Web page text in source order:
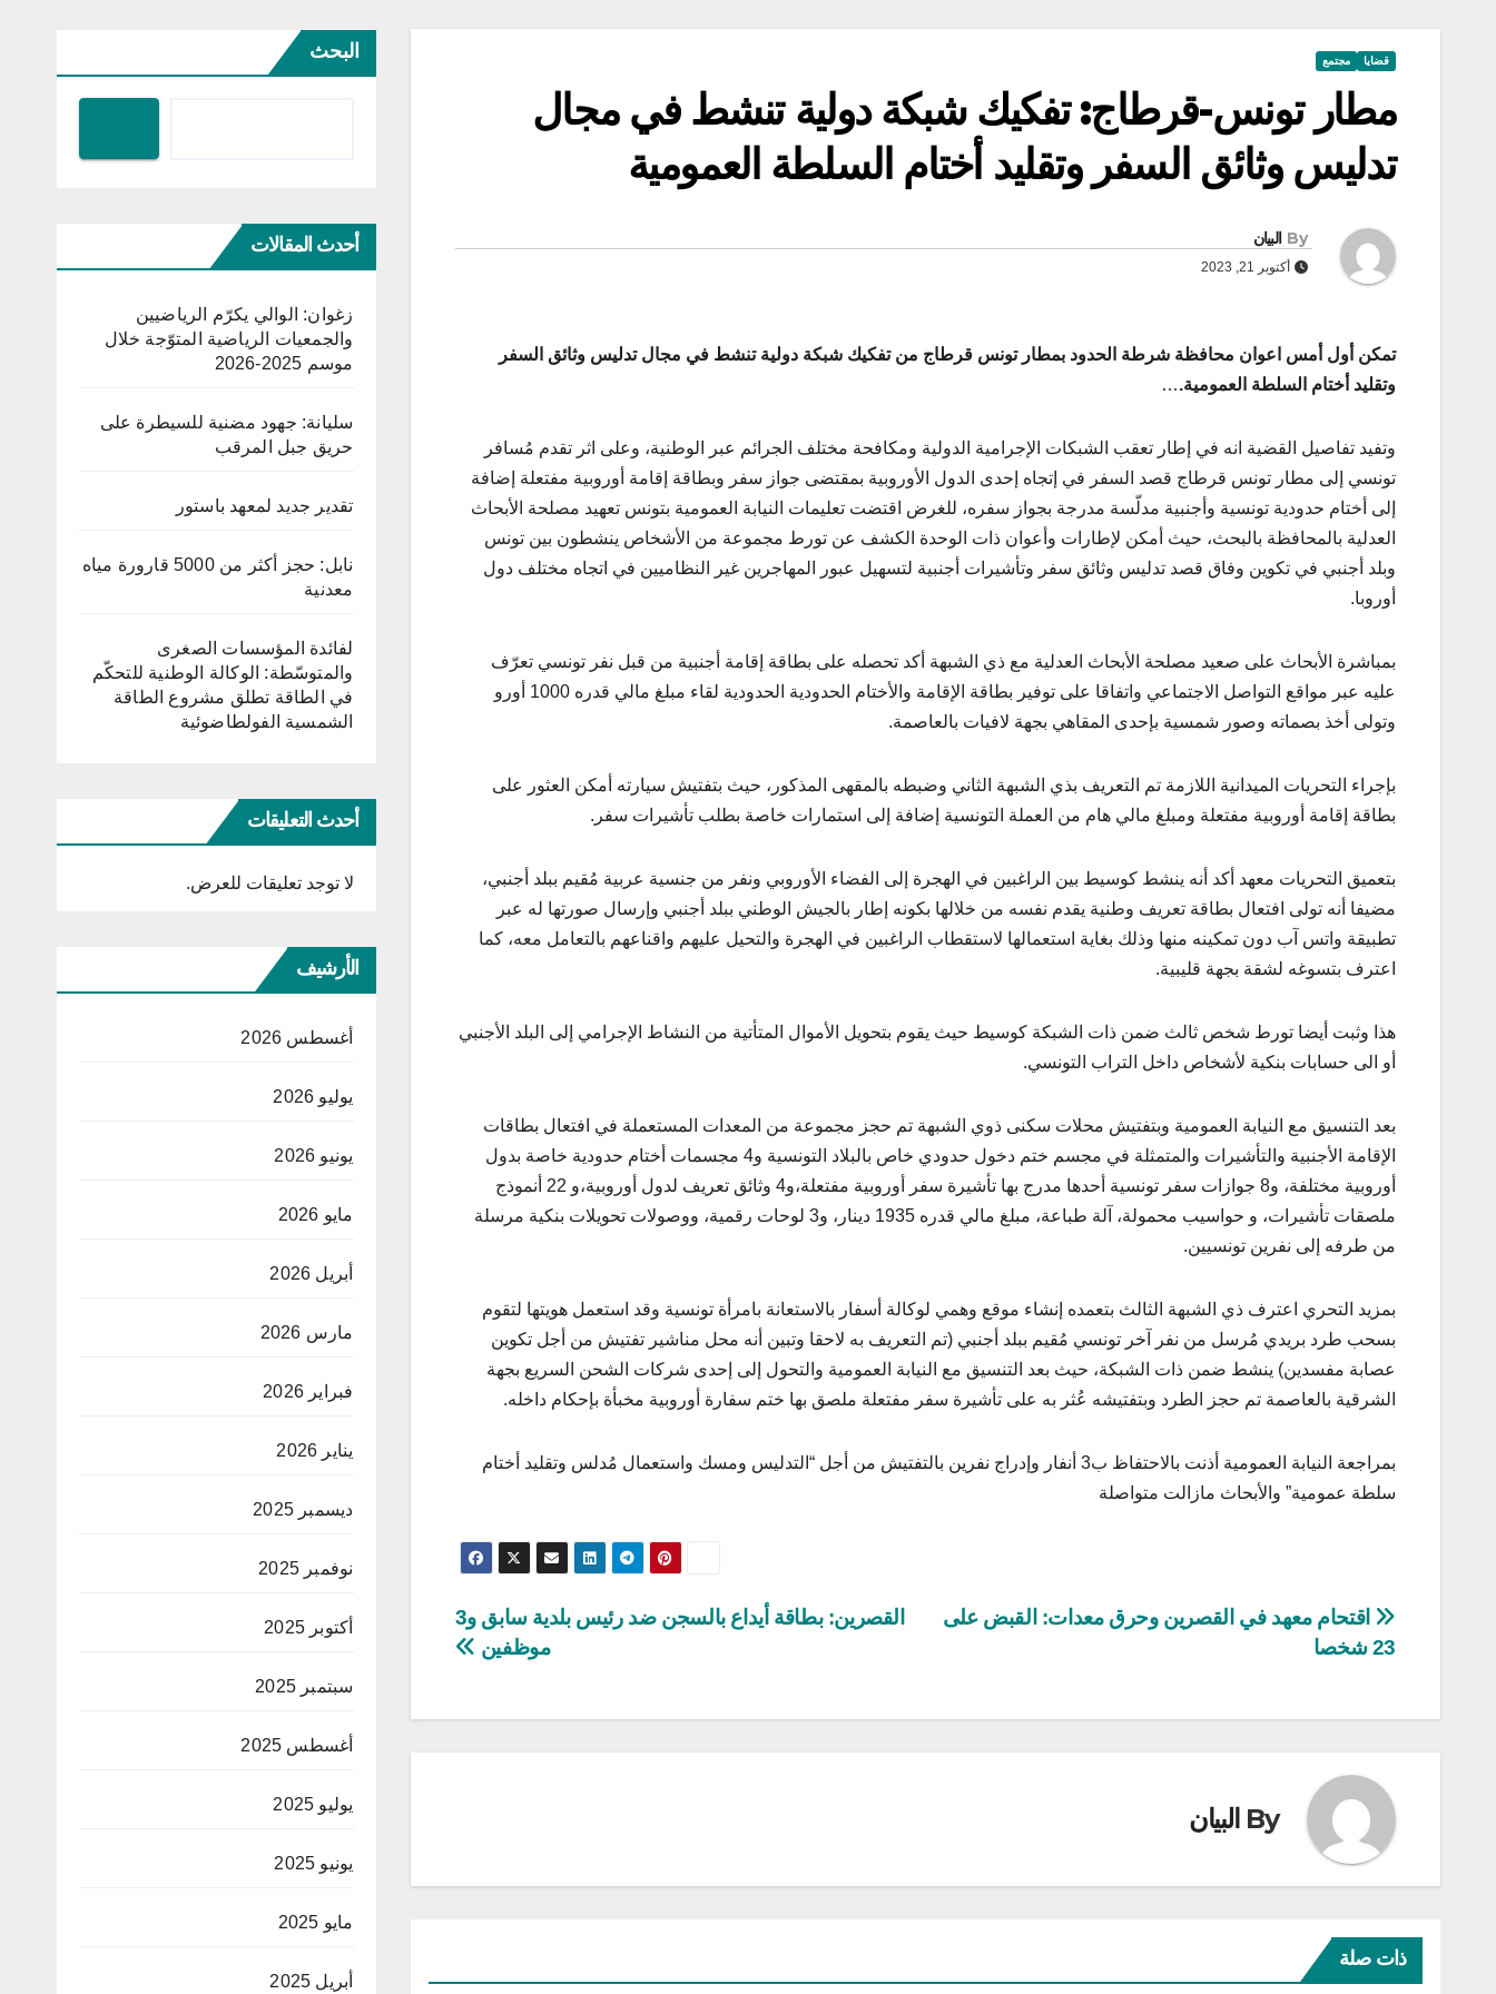
قضايا مجتمع
مطار تونس-قرطاج: تفكيك شبكة دولية تنشط في مجال
تدليس وثائق السفر وتقليد أختام السلطة العمومية
By البيان
أكتوبر 21, 2023
تمكن أول أمس اعوان محافظة شرطة الحدود بمطار تونس قرطاج من تفكيك شبكة دولية تنشط في مجال تدليس وثائق السفر
وتقليد أختام السلطة العمومية.…
وتفيد تفاصيل القضية انه في إطار تعقب الشبكات الإجرامية الدولية ومكافحة مختلف الجرائم عبر الوطنية، وعلى اثر تقدم مُسافر
تونسي إلى مطار تونس قرطاج قصد السفر في إتجاه إحدى الدول الأوروبية بمقتضى جواز سفر وبطاقة إقامة أوروبية مفتعلة إضافة
إلى أختام حدودية تونسية وأجنبية مدلّسة مدرجة بجواز سفره، للغرض اقتضت تعليمات النيابة العمومية بتونس تعهيد مصلحة الأبحاث
العدلية بالمحافظة بالبحث، حيث أمكن لإطارات وأعوان ذات الوحدة الكشف عن تورط مجموعة من الأشخاص ينشطون بين تونس
وبلد أجنبي في تكوين وفاق قصد تدليس وثائق سفر وتأشيرات أجنبية لتسهيل عبور المهاجرين غير النظاميين في اتجاه مختلف دول
أوروبا.
بمباشرة الأبحاث على صعيد مصلحة الأبحاث العدلية مع ذي الشبهة أكد تحصله على بطاقة إقامة أجنبية من قبل نفر تونسي تعرّف
عليه عبر مواقع التواصل الاجتماعي واتفاقا على توفير بطاقة الإقامة والأختام الحدودية الحدودية لقاء مبلغ مالي قدره 1000 أورو
وتولى أخذ بصماته وصور شمسية بإحدى المقاهي بجهة لافيات بالعاصمة.
بإجراء التحريات الميدانية اللازمة تم التعريف بذي الشبهة الثاني وضبطه بالمقهى المذكور، حيث بتفتيش سيارته أمكن العثور على
بطاقة إقامة أوروبية مفتعلة ومبلغ مالي هام من العملة التونسية إضافة إلى استمارات خاصة بطلب تأشيرات سفر.
بتعميق التحريات معهد أكد أنه ينشط كوسيط بين الراغبين في الهجرة إلى الفضاء الأوروبي ونفر من جنسية عربية مُقيم ببلد أجنبي،
مضيفا أنه تولى افتعال بطاقة تعريف وطنية يقدم نفسه من خلالها بكونه إطار بالجيش الوطني ببلد أجنبي وإرسال صورتها له عبر
تطبيقة واتس آب دون تمكينه منها وذلك بغاية استعمالها لاستقطاب الراغبين في الهجرة والتحيل عليهم واقناعهم بالتعامل معه، كما
اعترف بتسوغه لشقة بجهة قليبية.
هذا وثبت أيضا تورط شخص ثالث ضمن ذات الشبكة كوسيط حيث يقوم بتحويل الأموال المتأتية من النشاط الإجرامي إلى البلد الأجنبي
أو الى حسابات بنكية لأشخاص داخل التراب التونسي.
بعد التنسيق مع النيابة العمومية وبتفتيش محلات سكنى ذوي الشبهة تم حجز مجموعة من المعدات المستعملة في افتعال بطاقات
الإقامة الأجنبية والتأشيرات والمتمثلة في مجسم ختم دخول حدودي خاص بالبلاد التونسية و4 مجسمات أختام حدودية خاصة بدول
أوروبية مختلفة، و8 جوازات سفر تونسية أحدها مدرج بها تأشيرة سفر أوروبية مفتعلة،و4 وثائق تعريف لدول أوروبية،و 22 أنموذج
ملصقات تأشيرات، و حواسيب محمولة، آلة طباعة، مبلغ مالي قدره 1935 دينار، و3 لوحات رقمية، ووصولات تحويلات بنكية مرسلة
من طرفه إلى نفرين تونسيين.
بمزيد التحري اعترف ذي الشبهة الثالث بتعمده إنشاء موقع وهمي لوكالة أسفار بالاستعانة بامرأة تونسية وقد استعمل هويتها لتقوم
بسحب طرد بريدي مُرسل من نفر آخر تونسي مُقيم ببلد أجنبي (تم التعريف به لاحقا وتبين أنه محل مناشير تفتيش من أجل تكوين
عصابة مفسدين) ينشط ضمن ذات الشبكة، حيث بعد التنسيق مع النيابة العمومية والتحول إلى إحدى شركات الشحن السريع بجهة
الشرقية بالعاصمة تم حجز الطرد وبتفتيشه عُثر به على تأشيرة سفر مفتعلة ملصق بها ختم سفارة أوروبية مخبأة بإحكام داخله.
بمراجعة النيابة العمومية أذنت بالاحتفاظ ب3 أنفار وإدراج نفرين بالتفتيش من أجل “التدليس ومسك واستعمال مُدلس وتقليد أختام
سلطة عمومية” والأبحاث مازالت متواصلة
تصفّح
المقالات
القصرين: بطاقة أيداع بالسجن ضد رئيس بلدية سابق و3
موظفين
اقتحام معهد في القصرين وحرق معدات: القبض على
23 شخصا
By البيان
ذات صلة
البحث
أحدث المقالات
زغوان: الوالي يكرّم الرياضيين
والجمعيات الرياضية المتوّجة خلال
موسم 2025-2026
سليانة: جهود مضنية للسيطرة على
حريق جبل المرقب
تقدير جديد لمعهد باستور
نابل: حجز أكثر من 5000 قارورة مياه
معدنية
لفائدة المؤسسات الصغرى
والمتوسّطة: الوكالة الوطنية للتحكّم
في الطاقة تطلق مشروع الطاقة
الشمسية الفولطاضوئية
أحدث التعليقات
لا توجد تعليقات للعرض.
الأرشيف
أغسطس 2026
يوليو 2026
يونيو 2026
مايو 2026
أبريل 2026
مارس 2026
فبراير 2026
يناير 2026
ديسمبر 2025
نوفمبر 2025
أكتوبر 2025
سبتمبر 2025
أغسطس 2025
يوليو 2025
يونيو 2025
مايو 2025
أبريل 2025